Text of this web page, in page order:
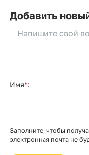
Не заполнять
Добавить
Имя*:
Заполните, чтобы
электронная почта не